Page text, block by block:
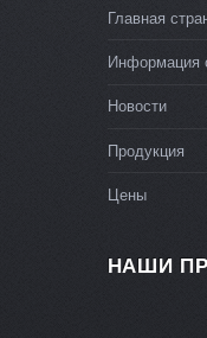
Главная
Информация
Новости
Продукция
Цены
НАШИ